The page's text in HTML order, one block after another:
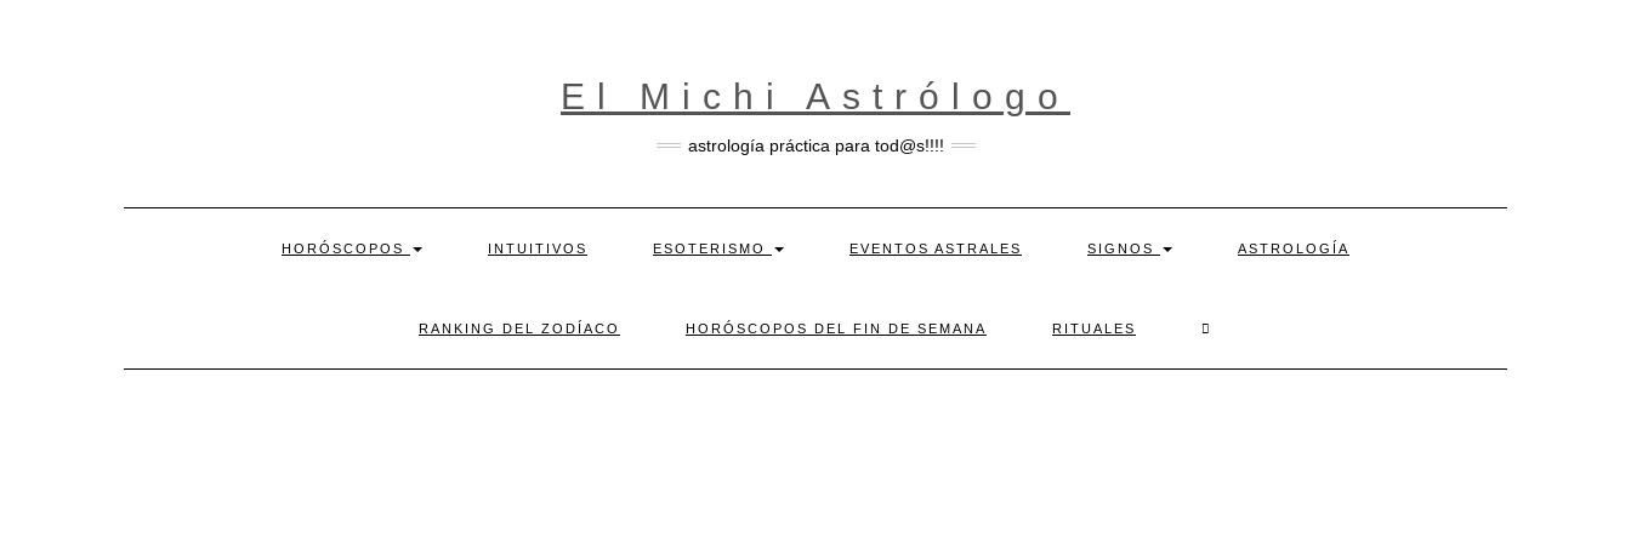
El Michi Astrólogo
astrología práctica para tod@s!!!!
HORÓSCOPOS INTUITIVOS ESOTERISMO EVENTOS ASTRALES SIGNOS ASTROLOGÍA
RANKING DEL ZODÍACO HORÓSCOPOS DEL FIN DE SEMANA RITUALES